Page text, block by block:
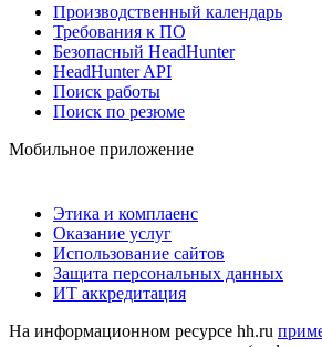
Производственный календарь
Требования к ПО
Безопасный HeadHunter
HeadHunter API
Поиск работы
Поиск по резюме
Мобильное приложение
Этика и комплаенс
Оказание услуг
Использование сайтов
Защита персональных данных
ИТ аккредитация
На информационном ресурсе hh.ru